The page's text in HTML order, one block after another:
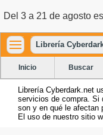
Del 3 a 21 de agosto
Librería
Inicio Buscar
Librería Cyberdark.net
servicios de compra. Si
son y en qué le afectan
El uso de nuestro sitio